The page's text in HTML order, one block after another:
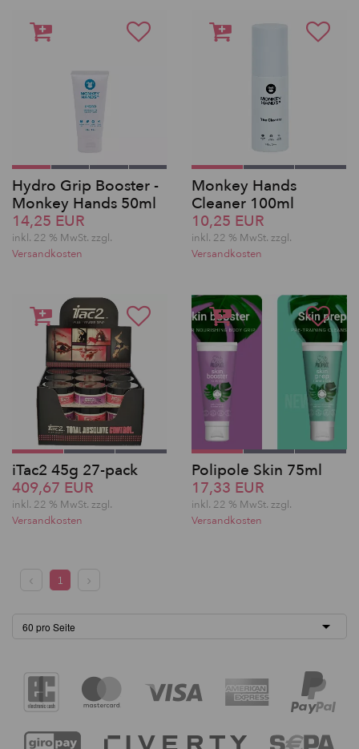
Hydro Grip Booster -
Monkey Hands 50ml
14,25 EUR
inkl. 22 % MwSt. zzgl.
Versandkosten
Monkey Hands
Cleaner 100ml
10,25 EUR
inkl. 22 % MwSt. zzgl.
Versandkosten
iTac2 45g 27-pack
409,67 EUR
inkl. 22 % MwSt. zzgl.
Versandkosten
Polipole Skin 75ml
17,33 EUR
inkl. 22 % MwSt. zzgl.
Versandkosten
1